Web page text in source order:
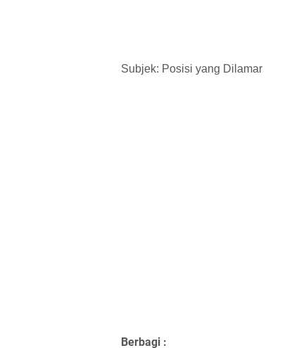
Subjek: Posisi yang Dilamar
Berbagi :